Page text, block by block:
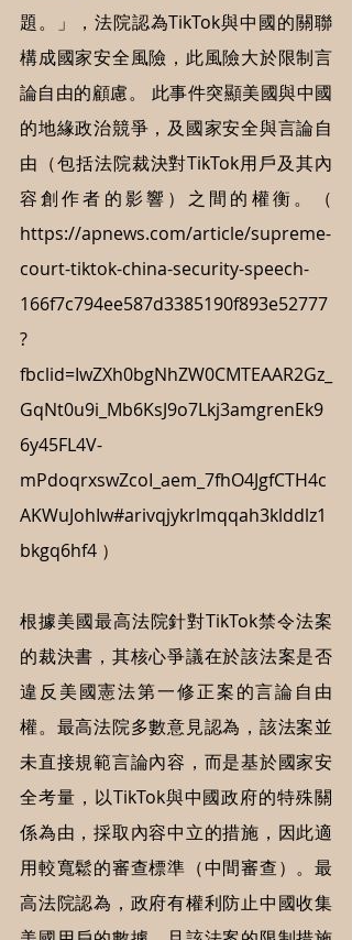
題。」，法院認為TikTok與中國的關聯
構成國家安全風險，此風險大於限制言
論自由的顧慮。 此事件突顯美國與中國
的地緣政治競爭，及國家安全與言論自
由（包括法院裁決對TikTok用戶及其內
https://apnews.com/article/supreme-
court-tiktok-china-security-speech-
166f7c794ee587d3385190f893e52777
?
fbclid=IwZXh0bgNhZW0CMTEAAR2Gz_
GqNt0u9i_Mb6KsJ9o7Lkj3amgrenEk9
6y45FL4V-
mPdoqrxswZcoI_aem_7fhO4JgfCTH4c
AKWuJohIw#arivqjykrlmqqah3klddlz1
bkgq6hf4 ）
根據美國最高法院針對TikTok禁令法案
的裁決書，其核心爭議在於該法案是否
違反美國憲法第一修正案的言論自由
權。最高法院多數意見認為，該法案並
未直接規範言論內容，而是基於國家安
全考量，以TikTok與中國政府的特殊關
係為由，採取內容中立的措施，因此適
用較寬鬆的審查標準（中間審查）。最
高法院認為，政府有權利防止中國收集